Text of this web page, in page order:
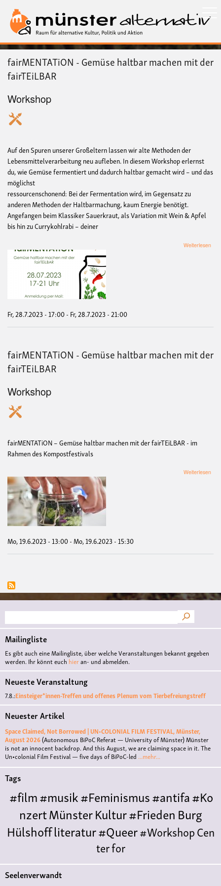
zum
Inhalt
fairMENTATiON - Gemüse haltbar machen mit der
fairTEiLBAR
Workshop
Auf den Spuren unserer Großeltern lassen wir alte Methoden der
Lebensmittelverarbeitung neu aufleben. In diesem Workshop erlernst
du, wie Gemüse fermentiert und dadurch haltbar gemacht wird – und das
möglichst
ressourcenschonend: Bei der Fermentation wird, im Gegensatz zu
anderen Methoden der Haltbarmachung, kaum Energie benötigt.
Angefangen beim Klassiker Sauerkraut, als Variation mit Wein & Apfel
bis hin zu Currykohlrabi – deiner
Weiterlesen
Fr, 28.7.2023 - 17:00- Fr, 28.7.2023 - 21:00
fairMENTATiON - Gemüse haltbar machen mit der
fairTEiLBAR
Workshop
fairMENTATiON – Gemüse haltbar machen mit der fairTEiLBAR - im
Rahmen des Kompostfestivals
Weiterlesen
Mo, 19.6.2023 - 13:00-Mo, 19.6.2023 - 15:30
Suche
Mailingliste
Es gibt auch eine Mailingliste, über welche Veranstaltungen bekannt gegeben
werden. Ihr könnt euch hieran- und abmelden.
Neueste Veranstaltung
7.8.:Einsteiger*innen-Treffen und offenes Plenum vom Tierbefreiungstreff
Neuester Artikel
Space Claimed, Not Borrowed | UN•COLONIAL FILM FESTIVAL, Münster,
August 2026(Autonomous BiPoC Referat — University of Münster)Münster
is not an innocent backdrop. And this August, we are claiming space in it. The
Un•colonial Film Festival — five days of BiPoC-led ...mehr...
Tags
#film#musik#Feminismus#antifa#Ko
nzertMünsterKultur#FriedenBurg
Hülshoffliteratur#Queer#WorkshopCen
ter for
LiteraturePolyamoriePolytreff#liveKonzert
Polyamorietreff
Seelenverwandt